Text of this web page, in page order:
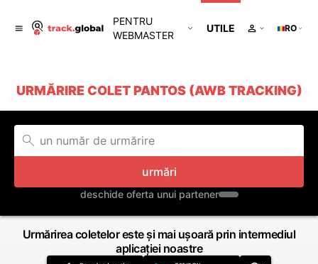
PENTRU
WEBMASTER
UTILE RO
URMĂRIRE COLET PANTOS (AWB TRACKING)
urmări
deschide oferta unui partener
Urmărirea coletelor este și mai ușoară prin intermediul
aplicației noastre